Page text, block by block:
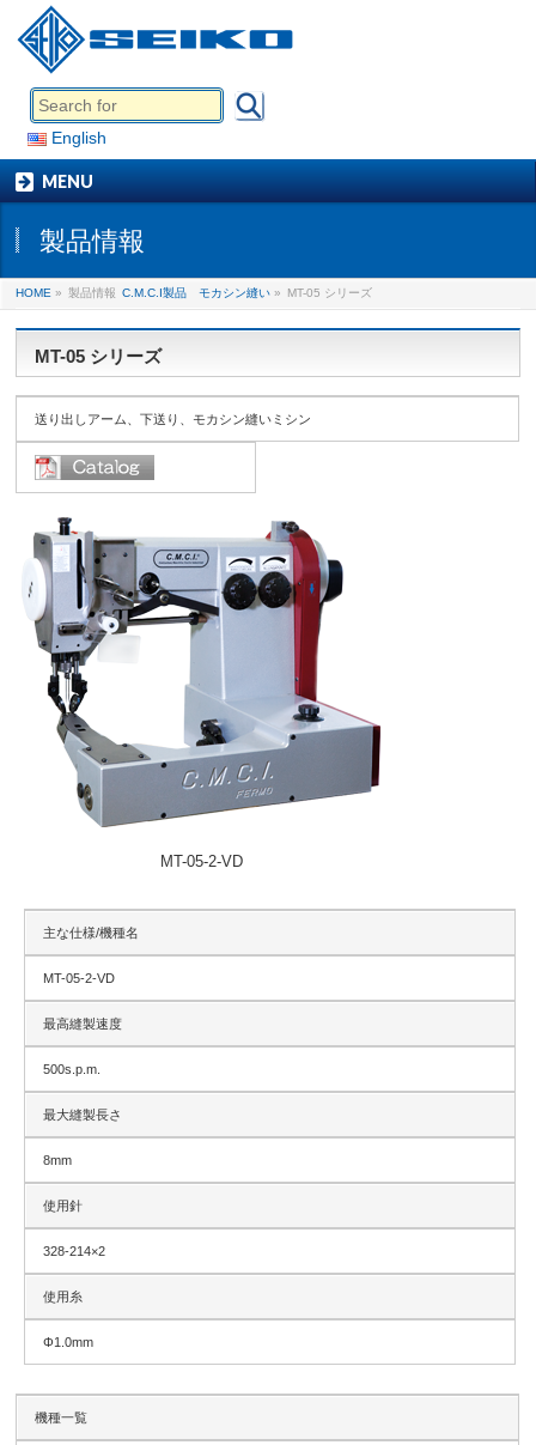
English
MENU
製品情報
HOME » 製品情報 C.M.C.I製品 モカシン縫い » MT-05 シリーズ
MT-05 シリーズ
送り出しアーム、下送り、モカシン縫いミシン
MT-05-2-VD
主な仕様/機種名
MT-05-2-VD
最高縫製速度
500s.p.m.
最大縫製長さ
8mm
使用針
328-214×2
使用糸
Φ1.0mm
機種一覧